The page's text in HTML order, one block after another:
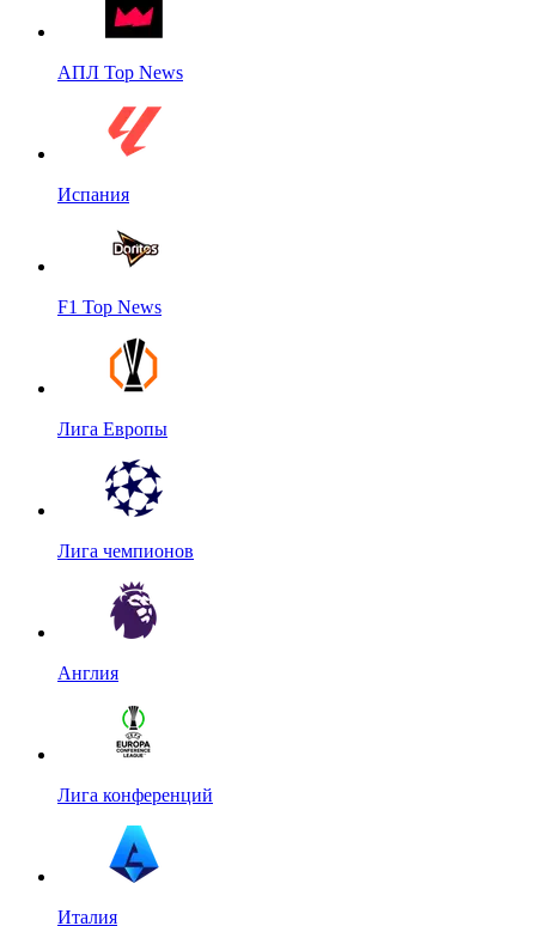
АПЛ Top News
Испания
F1 Top News
Лига Европы
Лига чемпионов
Англия
Лига конференций
Италия